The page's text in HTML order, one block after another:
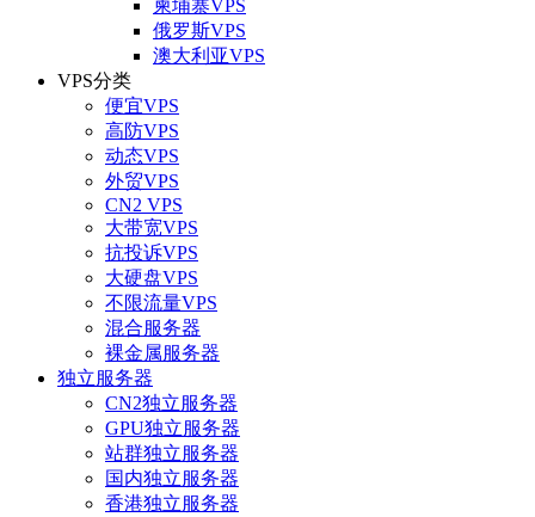
柬埔寨VPS
俄罗斯VPS
澳大利亚VPS
VPS分类
便宜VPS
高防VPS
动态VPS
外贸VPS
CN2 VPS
大带宽VPS
抗投诉VPS
大硬盘VPS
不限流量VPS
混合服务器
裸金属服务器
独立服务器
CN2独立服务器
GPU独立服务器
站群独立服务器
国内独立服务器
香港独立服务器